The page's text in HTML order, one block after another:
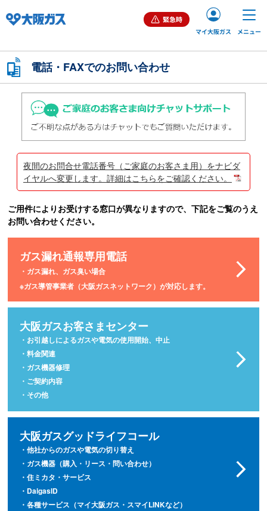
緊急時
マイ大阪ガス メニュー
ご家庭（個人）のお客さま
業務用・産業用のお客さま
企業情報
お問い合わせ
電話・FAXでのお問い合わせ
夜間のお問合せ電話番号（ご家庭のお客さま用）をナビダ
イヤルへ変更します。詳細はこちらをご確認ください。
ご用件によりお受けする窓口が異なりますので、下記をご覧のうえ
お問い合わせください。
ガス漏れ通報専用電話
・ガス漏れ、ガス臭い場合
※ガス導管事業者（大阪ガスネットワーク）が対応します。
大阪ガスお客さまセンター
・お引越しによるガスや電気の使用開始、中止
・料金関連
・ガス機器修理
・ご契約内容
・その他
大阪ガスグッドライフコール
・他社からのガスや電気の切り替え
・ガス機器（購入・リース・問い合わせ）
・住ミカタ・サービス
・DaigasID
・各種サービス（マイ大阪ガス・スマイLINKなど）